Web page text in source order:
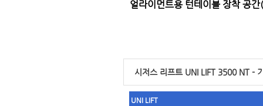
얼라이먼트용 턴테이블 장착 공
시저스 리프트 UNI LIFT 3500 NT -
UNI LIFT